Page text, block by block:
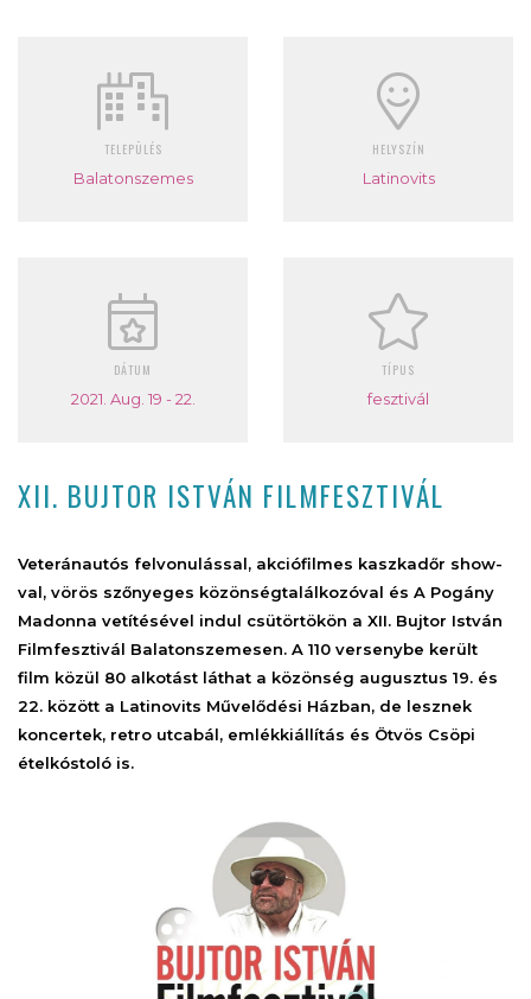
TELEPÜLÉS
Balatonszemes
HELYSZÍN
Latinovits
DÁTUM
2021. Aug. 19 - 22.
TÍPUS
fesztivál
XII. BUJTOR ISTVÁN FILMFESZTIVÁL
Veteránautós felvonulással, akciófilmes kaszkadőr show-
val, vörös szőnyeges közönségtalálkozóval és A Pogány
Madonna vetítésével indul csütörtökön a XII. Bujtor István
Filmfesztivál Balatonszemesen. A 110 versenybe került
film közül 80 alkotást láthat a közönség augusztus 19. és
22. között a Latinovits Művelődési Házban, de lesznek
koncertek, retro utcabál, emlékkiállítás és Ötvös Csöpi
ételkóstoló is.